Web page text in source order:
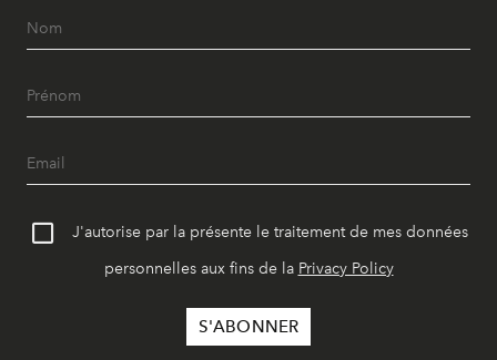
J'autorise par la présente le traitement de mes données
personnelles aux fins de la Privacy Policy